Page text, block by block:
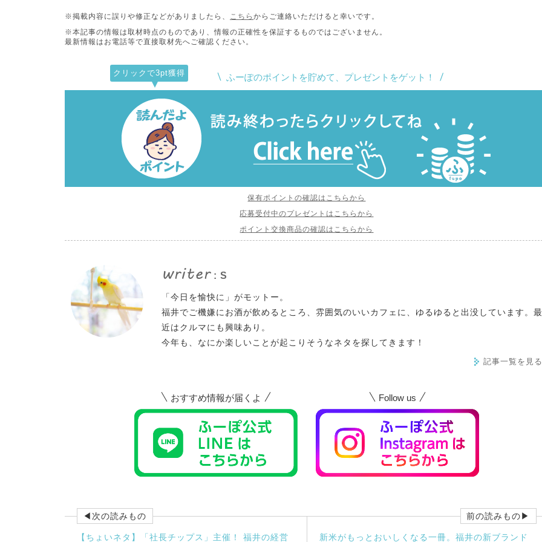
※掲載内容に誤りや修正などがありましたら、 こちら からご連絡いただけると幸いです。
※本記事の情報は取材時点のものであり、情報の正確性を保証するものではございません。
最新情報はお電話等で直接取材先へご確認ください。
ふーぽのポイントを貯めて、プレゼントをゲット！
クリックで3pt獲得
保有ポイントの確認はこちらから
応募受付中のプレゼントはこちらから
ポイント交換商品の確認はこちらから
writer: S
「今日を愉快に」がモットー。
福井でご機嫌にお酒が飲めるところ、雰囲気のいいカフェに、ゆるゆると出没しています。最
近はクルマにも興味あり。
今年も、なにか楽しいことが起こりそうなネタを探してきます！
記事一覧を見る
おすすめ情報が届くよ Follow us
◀次の読みもの
【ちょいネタ】「社長チップス」主催！ 福井の経営
前の読みもの▶
新米がもっとおいしくなる一冊。福井の新ブランド